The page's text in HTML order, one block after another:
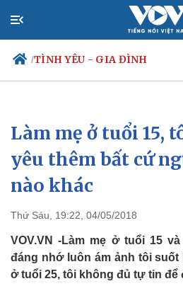
/TÌNH YÊU - GIA ĐÌNH
Chính trị
Đảng
Tổ chức nhân sự
Quốc hội
Xã
Làm mẹ ở tuổi 15,
yêu thêm bất cứ
nào khác
Thứ Sáu, 19:22, 04/05/2018
VOV.VN -Làm mẹ ở tuổi 15
đáng nhớ luôn ám ảnh tôi
ở tuổi 25, tôi không đủ tự tin để